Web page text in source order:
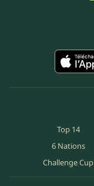
Top 14
6 Nations
Challenge Cup